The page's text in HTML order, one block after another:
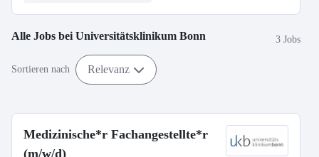
Alle Jobs bei Universitätsklinikum Bonn 3 Jobs
Sortieren nach Relevanz
Medizinische*r Fachangestellte*r
(m/w/d)